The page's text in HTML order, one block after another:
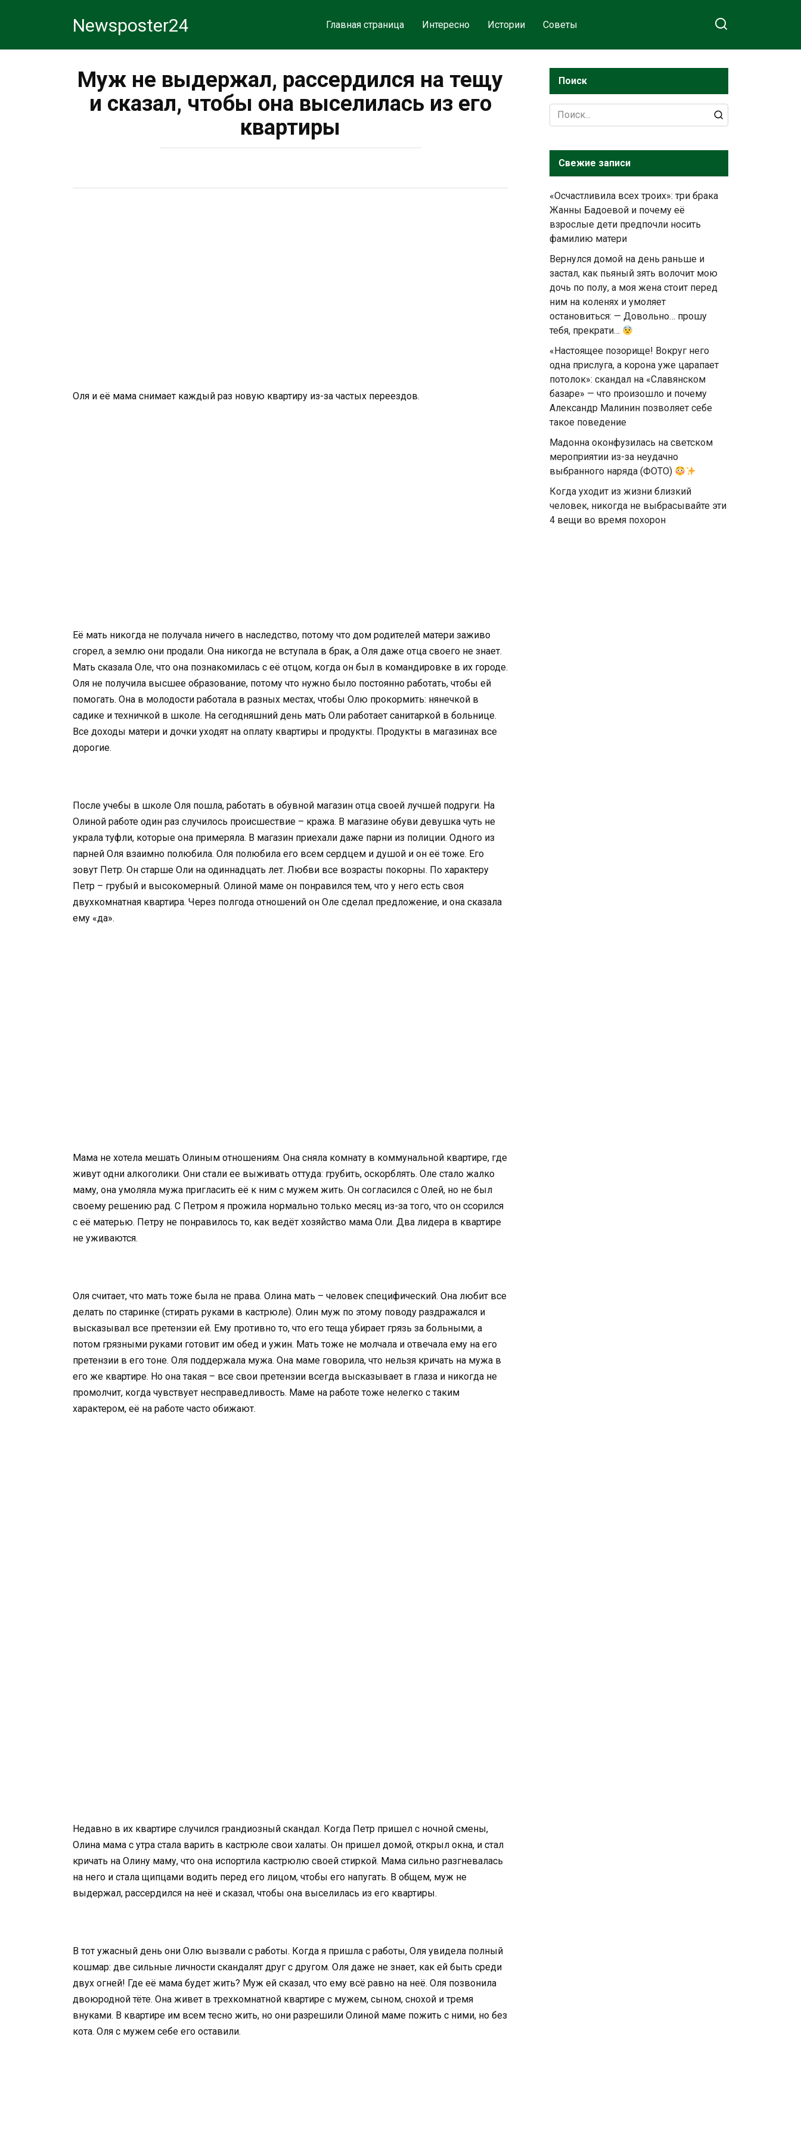
Newsposter24 Главная страница Интересно Истории Советы
Муж не выдержал, рассердился на тещу
и сказал, чтобы она выселилась из его
квартиры
Оля и её мама снимает каждый раз новую квартиру из-за частых переездов.
Её мать никогда не получала ничего в наследство, потому что дом родителей матери заживо
сгорел, а землю они продали. Она никогда не вступала в брак, а Оля даже отца своего не знает.
Мать сказала Оле, что она познакомилась с её отцом, когда он был в командировке в их городе.
Оля не получила высшее образование, потому что нужно было постоянно работать, чтобы ей
помогать. Она в молодости работала в разных местах, чтобы Олю прокормить: нянечкой в
садике и техничкой в школе. На сегодняшний день мать Оли работает санитаркой в больнице.
Все доходы матери и дочки уходят на оплату квартиры и продукты. Продукты в магазинах все
дорогие.
После учебы в школе Оля пошла, работать в обувной магазин отца своей лучшей подруги. На
Олиной работе один раз случилось происшествие – кража. В магазине обуви девушка чуть не
украла туфли, которые она примеряла. В магазин приехали даже парни из полиции. Одного из
парней Оля взаимно полюбила. Оля полюбила его всем сердцем и душой и он её тоже. Его
зовут Петр. Он старше Оли на одиннадцать лет. Любви все возрасты покорны. По характеру
Петр – грубый и высокомерный. Олиной маме он понравился тем, что у него есть своя
двухкомнатная квартира. Через полгода отношений он Оле сделал предложение, и она сказала
ему «да».
Мама не хотела мешать Олиным отношениям. Она сняла комнату в коммунальной квартире, где
живут одни алкоголики. Они стали ее выживать оттуда: грубить, оскорблять. Оле стало жалко
маму, она умоляла мужа пригласить её к ним с мужем жить. Он согласился с Олей, но не был
своему решению рад. С Петром я прожила нормально только месяц из-за того, что он ссорился
с её матерью. Петру не понравилось то, как ведёт хозяйство мама Оли. Два лидера в квартире
не уживаются.
Оля считает, что мать тоже была не права. Олина мать – человек специфический. Она любит все
делать по старинке (стирать руками в кастрюле). Олин муж по этому поводу раздражался и
высказывал все претензии ей. Ему противно то, что его теща убирает грязь за больными, а
потом грязными руками готовит им обед и ужин. Мать тоже не молчала и отвечала ему на его
претензии в его тоне. Оля поддержала мужа. Она маме говорила, что нельзя кричать на мужа в
его же квартире. Но она такая – все свои претензии всегда высказывает в глаза и никогда не
промолчит, когда чувствует несправедливость. Маме на работе тоже нелегко с таким
характером, её на работе часто обижают.
Недавно в их квартире случился грандиозный скандал. Когда Петр пришел с ночной смены,
Олина мама с утра стала варить в кастрюле свои халаты. Он пришел домой, открыл окна, и стал
кричать на Олину маму, что она испортила кастрюлю своей стиркой. Мама сильно разгневалась
на него и стала щипцами водить перед его лицом, чтобы его напугать. В общем, муж не
выдержал, рассердился на неё и сказал, чтобы она выселилась из его квартиры.
В тот ужасный день они Олю вызвали с работы. Когда я пришла с работы, Оля увидела полный
кошмар: две сильные личности скандалят друг с другом. Оля даже не знает, как ей быть среди
двух огней! Где её мама будет жить? Муж ей сказал, что ему всё равно на неё. Оля позвонила
двоюродной тёте. Она живет в трехкомнатной квартире с мужем, сыном, снохой и тремя
внуками. В квартире им всем тесно жить, но они разрешили Олиной маме пожить с ними, но без
кота. Оля с мужем себе его оставили.
Поиск
Search
for:
Свежие записи
«Осчастливила всех троих»: три брака
Жанны Бадоевой и почему её
взрослые дети предпочли носить
фамилию матери
Вернулся домой на день раньше и
застал, как пьяный зять волочит мою
дочь по полу, а моя жена стоит перед
ним на коленях и умоляет
остановиться: — Довольно… прошу
тебя, прекрати…
«Настоящее позорище! Вокруг него
одна прислуга, а корона уже царапает
потолок»: скандал на «Славянском
базаре» — что произошло и почему
Александр Малинин позволяет себе
такое поведение
Мадонна оконфузилась на светском
мероприятии из-за неудачно
выбранного наряда (ФОТО)
Когда уходит из жизни близкий
человек, никогда не выбрасывайте эти
4 вещи во время похорон